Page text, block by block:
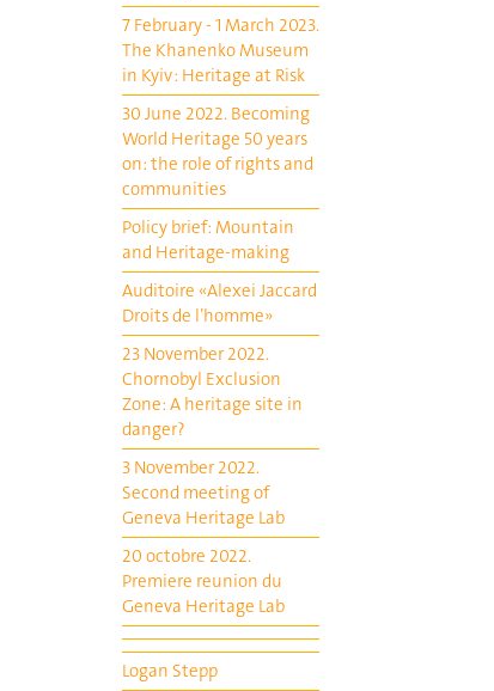
7 February - 1 March 2023.
The Khanenko Museum
in Kyiv : Heritage at Risk
30 June 2022. Becoming
World Heritage 50 years
on: the role of rights and
communities
Policy brief: Mountain
and Heritage-making
Auditoire «Alexei Jaccard
Droits de l’homme»
23 November 2022.
Chornobyl Exclusion
Zone: A heritage site in
danger?
3 November 2022.
Second meeting of
Geneva Heritage Lab
20 octobre 2022.
Premiere reunion du
Geneva Heritage Lab
Logan Stepp